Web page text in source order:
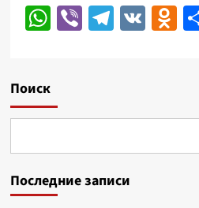
WhatsApp
ViberVK
Поиск
Последние записи